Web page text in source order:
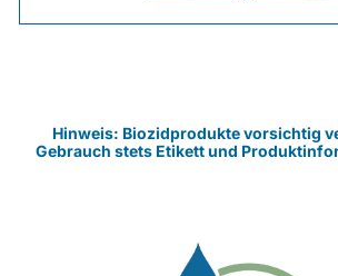
Hinweis: Biozidprodukte vorsichtig
Gebrauch stets Etikett und